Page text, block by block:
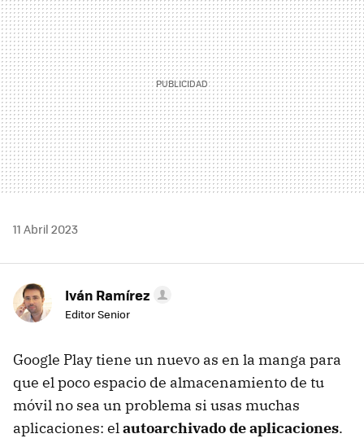
11 Abril 2023
Iván Ramírez
Editor Senior
Google Play tiene un nuevo as en la manga para
que el poco espacio de almacenamiento de tu
móvil no sea un problema si usas muchas
aplicaciones: elautoarchivado de aplicaciones.